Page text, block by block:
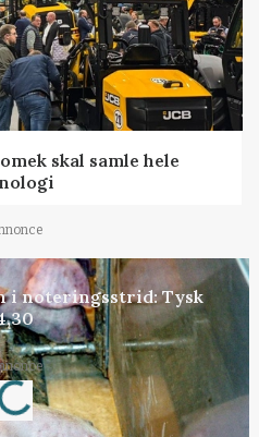
skal samle hele
i noteringsstrid: Tysk
Loading...